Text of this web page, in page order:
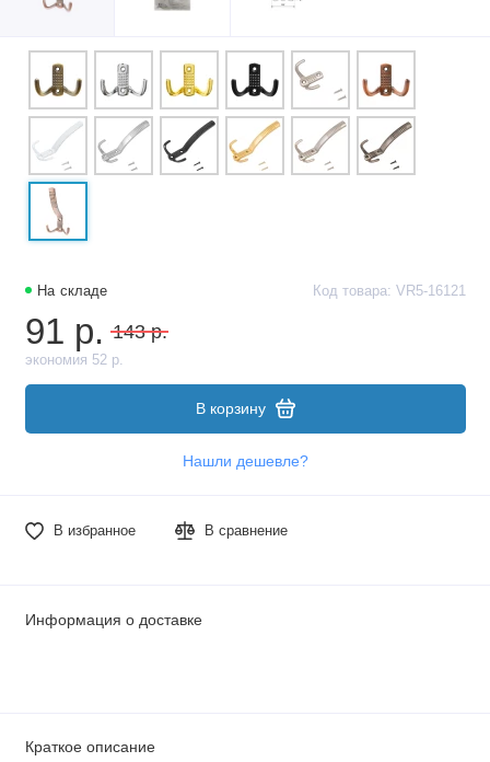
На складе Код товара: VR5-16121
91 р. 143 р.
экономия 52 р.
В корзину
Нашли дешевле?
В избранное В сравнение
Информация о доставке
Краткое описание